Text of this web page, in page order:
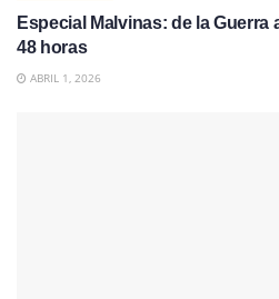
Especial Malvinas: de la Guerra
48 horas
ABRIL 1, 2026